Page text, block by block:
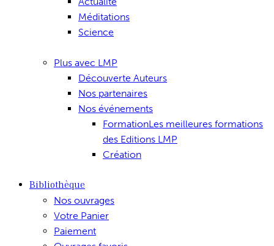
Méditations
Science
Plus avec LMP
Découverte Auteurs
Nos partenaires
Nos événements
FormationLes meilleures formations
des Editions LMP
Création
Bibliothèque
Nos ouvrages
Votre Panier
Paiement